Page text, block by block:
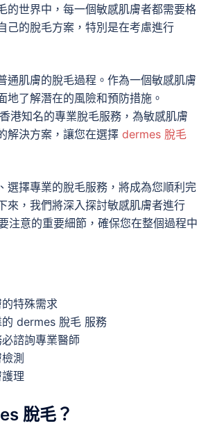
的世界中，每一個敏感肌膚者都需要格
己的脫毛方案，特別是在考慮進行
通肌膚的脫毛過程。作為一個敏感肌膚
地了解潛在的風險和預防措施。
港知名的專業脫毛服務，為敏感肌膚
解決方案，讓您在選擇 dermes 脫毛
選擇專業的脫毛服務，將成為您順利完
來，我們將深入探討敏感肌膚者進行
注意的重要細節，確保您在整個過程中
特殊需求
dermes 脫毛 服務
諮詢專業醫師
測
理
脫毛？